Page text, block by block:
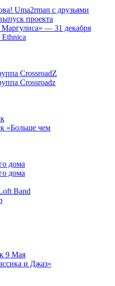
Uma2rman с друзьями
проекта
— 31 декабря
CrossroadZ
Crossroadz
«Больше чем
дома
дома
Band
9 Мая
и Джаз»